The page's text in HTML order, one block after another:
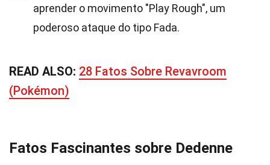
aprender o movimento "Play Rough", um
poderoso ataque do tipo Fada.
READ ALSO: 28 Fatos Sobre Revavroom
(Pokémon)
Fatos Fascinantes sobre Dedenne